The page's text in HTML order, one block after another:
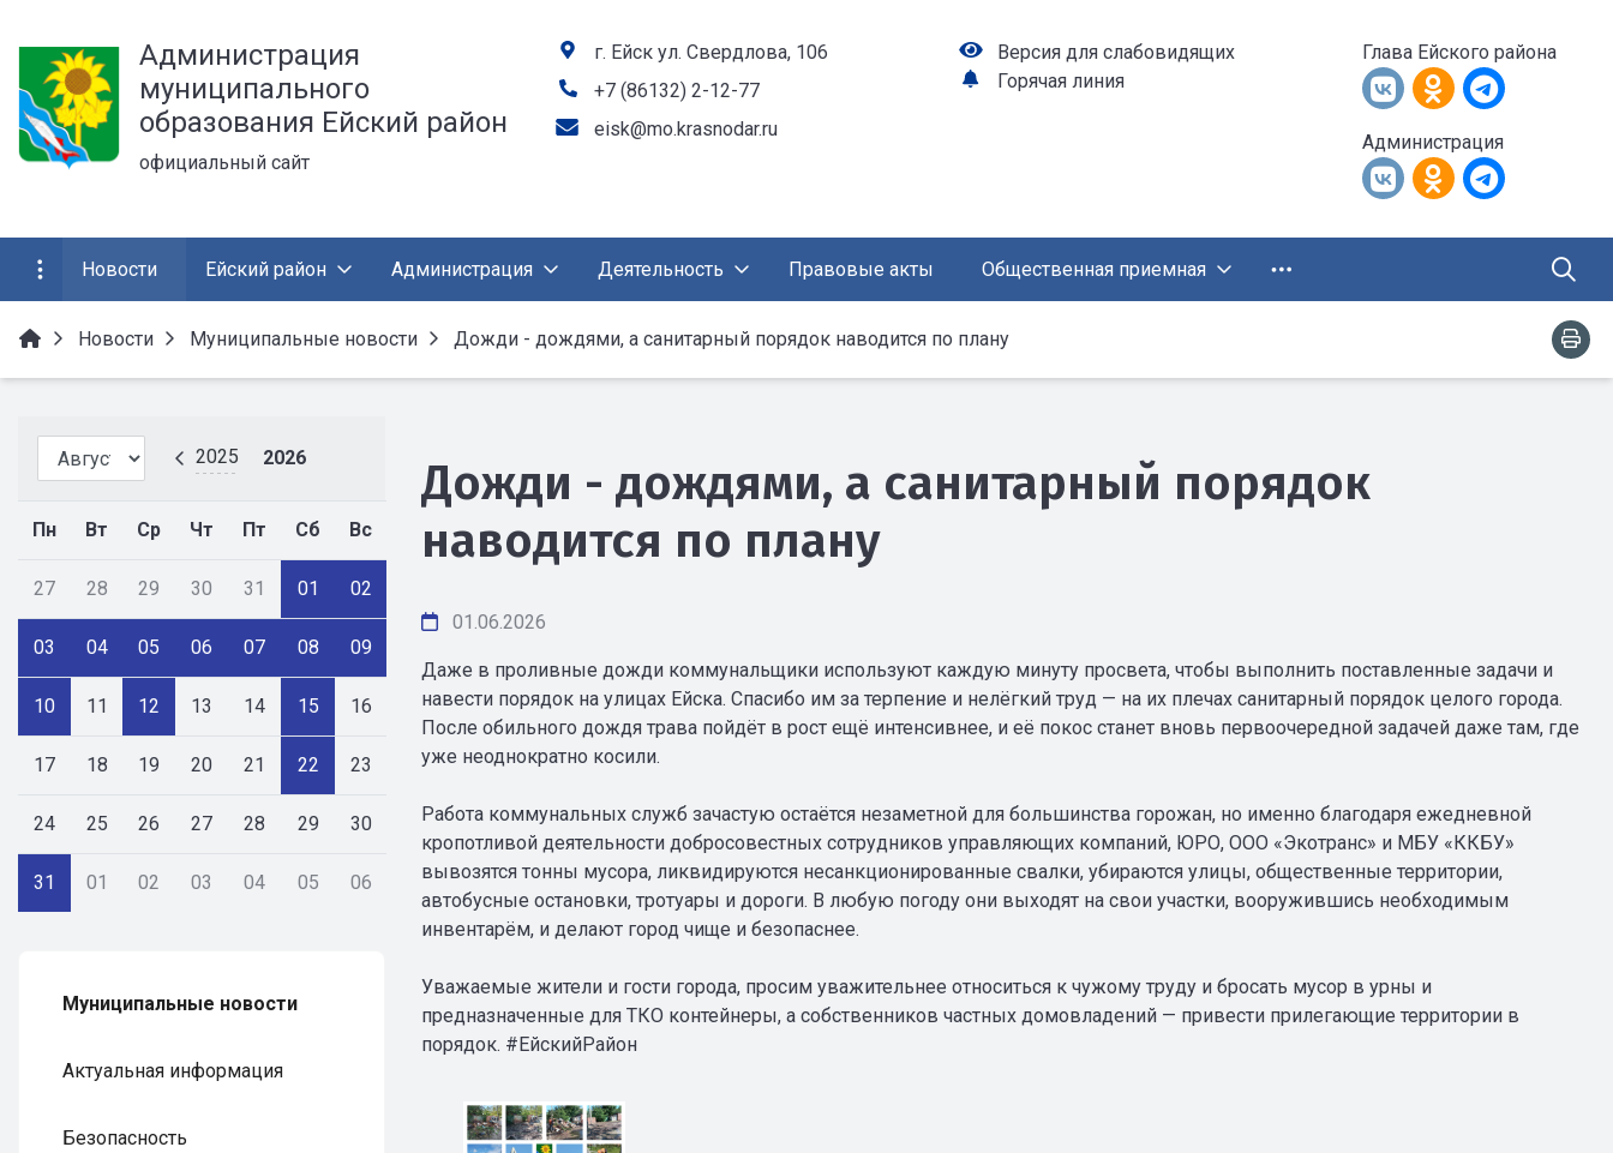
Администрация
муниципального
образования Ейский район
официальный сайт
г. Ейск ул. Свердлова, 106
+7 (86132) 2-12-77
eisk@mo.krasnodar.ru
Версия для слабовидящих
Горячая линия
Глава Ейского района
Администрация
Новости Ейский район Администрация Деятельность Правовые акты Общественная приемная
Новости Муниципальные новости Дожди - дождями, а санитарный порядок наводится по плану
2025 2026
Пн Вт Ср Чт Пт Сб Вс
27 28 29 30 31 01 02
03 04 05 06 07 08 09
10 11 12 13 14 15 16
17 18 19 20 21 22 23
24 25 26 27 28 29 30
31 01 02 03 04 05 06
Муниципальные новости
Актуальная информация
Безопасность
Дожди - дождями, а санитарный порядок
наводится по плану
01.06.2026
Даже в проливные дожди коммунальщики используют каждую минуту просвета, чтобы выполнить поставленные задачи и
навести порядок на улицах Ейска. Спасибо им за терпение и нелёгкий труд — на их плечах санитарный порядок целого города.
После обильного дождя трава пойдёт в рост ещё интенсивнее, и её покос станет вновь первоочередной задачей даже там, где
уже неоднократно косили.
Работа коммунальных служб зачастую остаётся незаметной для большинства горожан, но именно благодаря ежедневной
кропотливой деятельности добросовестных сотрудников управляющих компаний, ЮРО, ООО «Экотранс» и МБУ «ККБУ»
вывозятся тонны мусора, ликвидируются несанкционированные свалки, убираются улицы, общественные территории,
автобусные остановки, тротуары и дороги. В любую погоду они выходят на свои участки, вооружившись необходимым
инвентарём, и делают город чище и безопаснее.
Уважаемые жители и гости города, просим уважительнее относиться к чужому труду и бросать мусор в урны и
предназначенные для ТКО контейнеры, а собственников частных домовладений — привести прилегающие территории в
порядок. #ЕйскийРайон